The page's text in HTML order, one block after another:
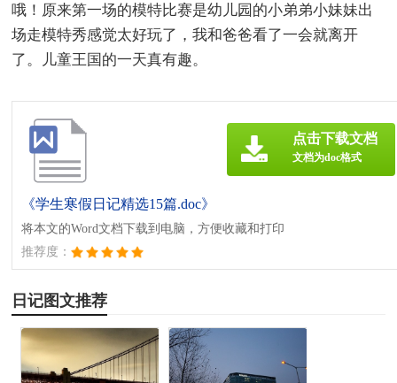
哦！原来第一场的模特比赛是幼儿园的小弟弟小妹妹出
场走模特秀感觉太好玩了，我和爸爸看了一会就离开
了。儿童王国的一天真有趣。
《学生寒假日记精选15篇.doc》
将本文的Word文档下载到电脑，方便收藏和打印
推荐度：
点击下载文档
文档为doc格式
日记图文推荐